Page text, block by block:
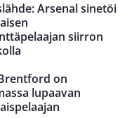
Arsenal sinetöi
siirron
on
lupaavan